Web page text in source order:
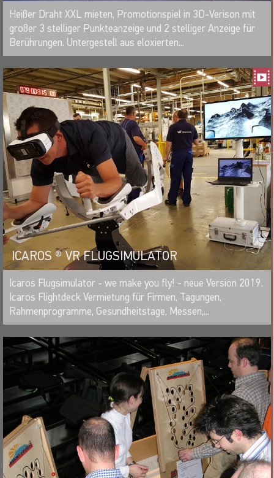
MERKEN
Heißer Draht XXL mieten, Promotionspiel in 3D-Verison mit
großer 3 stelliger Punkteanzeige und 2 stelliger Anzeige für
Berührungen. Untergestell aus eloxierten...
ICAROS ® VR FLUGSIMULATOR
MERKEN
Icaros Flugsimulator - we make you fly! - neue Version 2019.
Icaros Flightdeck Vermietung für Firmen, Tagungen,
Rahmenprogramme, Gesundheitstage, Messen,...